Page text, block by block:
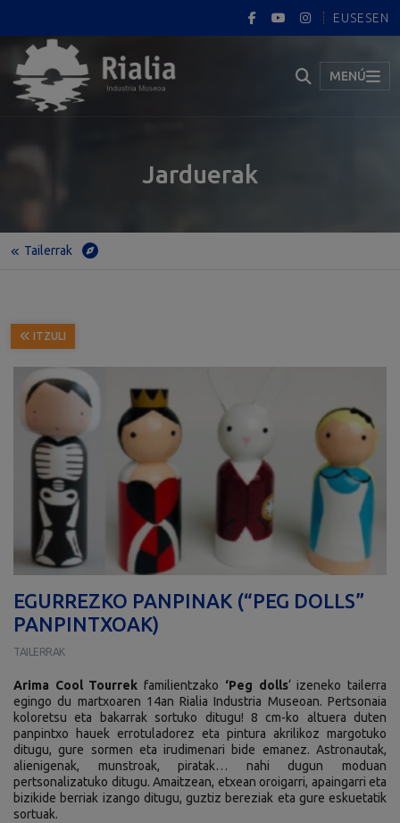
EUSESEN
MENÚ
Jarduerak
EGURREZKO PANPINAK (“PEG DOLLS” PANPINTXOAK)
Tailerrak
ITZULI
EGURREZKO PANPINAK (“PEG DOLLS”
PANPINTXOAK)
TAILERRAK
Arima Cool Tourrek familientzako ‘Peg dolls‘ izeneko tailerra
egingo du martxoaren 14an Rialia Industria Museoan. Pertsonaia
koloretsu eta bakarrak sortuko ditugu! 8 cm-ko altuera duten
panpintxo hauek errotuladorez eta pintura akrilikoz margotuko
ditugu, gure sormen eta irudimenari bide emanez. Astronautak,
alienigenak, munstroak, piratak… nahi dugun moduan
pertsonalizatuko ditugu. Amaitzean, etxean oroigarri, apaingarri eta
bizikide berriak izango ditugu, guztiz bereziak eta gure eskuetatik
sortuak.